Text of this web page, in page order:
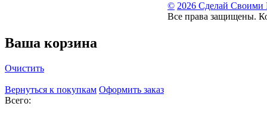
© 2026 Сделай Своими
Все права защищены.
Ваша корзина
Очистить
Вернуться к покупкам Оформить заказ
Всего: